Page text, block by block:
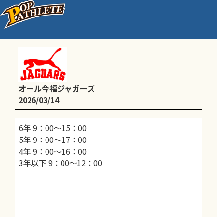
練習（新グラ）
オール今福ジャガーズ
2026/03/14
6年 9：00〜15：00
5年 9：00〜17：00
4年 9：00〜16：00
3年以下 9：00〜12：00